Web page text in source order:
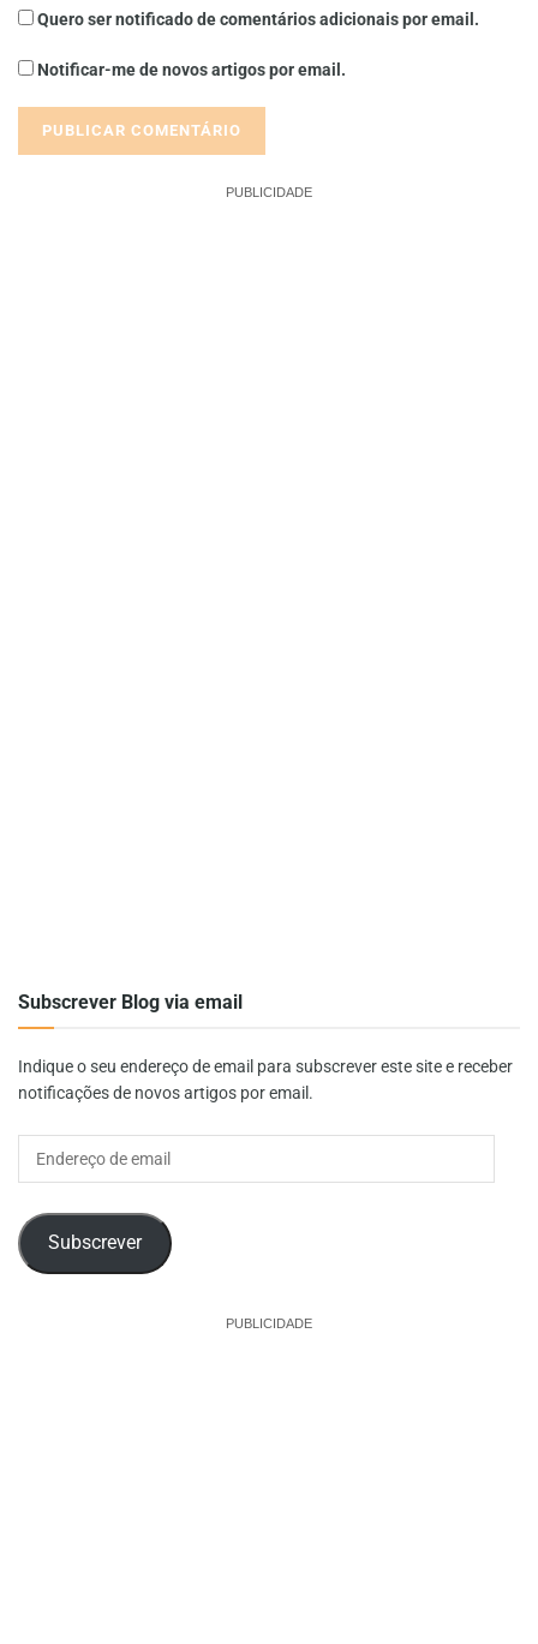
Quero ser notificado de comentários adicionais por email.
Notificar-me de novos artigos por email.
PUBLICIDADE
Subscrever Blog via email
Indique o seu endereço de email para subscrever este site e receber
notificações de novos artigos por email.
Endereço
Subscrever
PUBLICIDADE